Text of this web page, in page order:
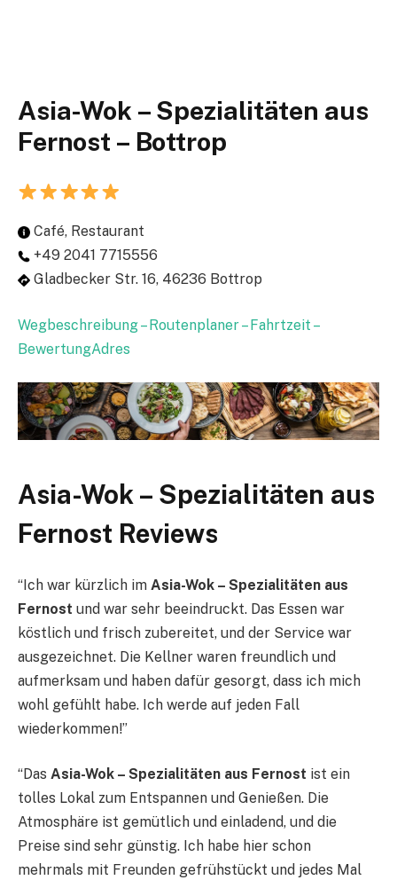
Asia-Wok – Spezialitäten aus
Fernost – Bottrop
Café, Restaurant
+49 2041 7715556
Gladbecker Str. 16, 46236 Bottrop
Wegbeschreibung – Routenplaner – Fahrtzeit –
BewertungAdres
Asia-Wok – Spezialitäten aus
Fernost Reviews
“Ich war kürzlich im Asia-Wok – Spezialitäten aus
Fernost und war sehr beeindruckt. Das Essen war
köstlich und frisch zubereitet, und der Service war
ausgezeichnet. Die Kellner waren freundlich und
aufmerksam und haben dafür gesorgt, dass ich mich
wohl gefühlt habe. Ich werde auf jeden Fall
wiederkommen!”
“Das Asia-Wok – Spezialitäten aus Fernost ist ein
tolles Lokal zum Entspannen und Genießen. Die
Atmosphäre ist gemütlich und einladend, und die
Preise sind sehr günstig. Ich habe hier schon
mehrmals mit Freunden gefrühstückt und jedes Mal